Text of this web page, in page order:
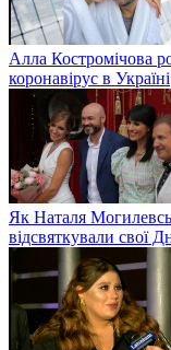
Алла Костромічова
коронавірус в Україні
Як Наталя
відсвяткували свої